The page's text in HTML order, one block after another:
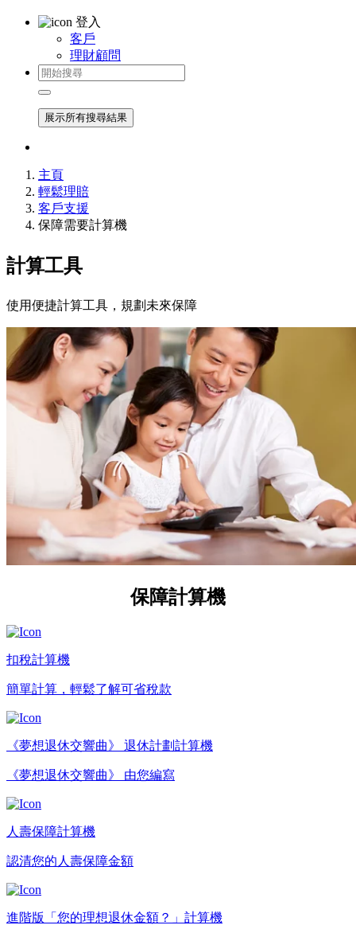
登入
客戶
理財顧問
展示所有搜尋結果
主頁
輕鬆理賠
客戶支援
保障需要計算機
計算工具
使用便捷計算工具，規劃未來保障
保障計算機
扣稅計算機
簡單計算，輕鬆了解可省稅款
《夢想退休交響曲》 退休計劃計算機
《夢想退休交響曲》 由您編寫
人壽保障計算機
認清您的人壽保障金額
進階版「您的理想退休金額？」計算機